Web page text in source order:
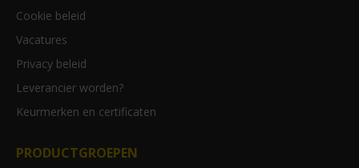
Cookie beleid
Vacatures
Privacy beleid
Leverancier worden?
Keurmerken en certificaten
PRODUCTGROEPEN